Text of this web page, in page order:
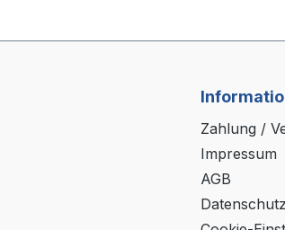
Zahlung /
Impressum
AGB
Datenschutz